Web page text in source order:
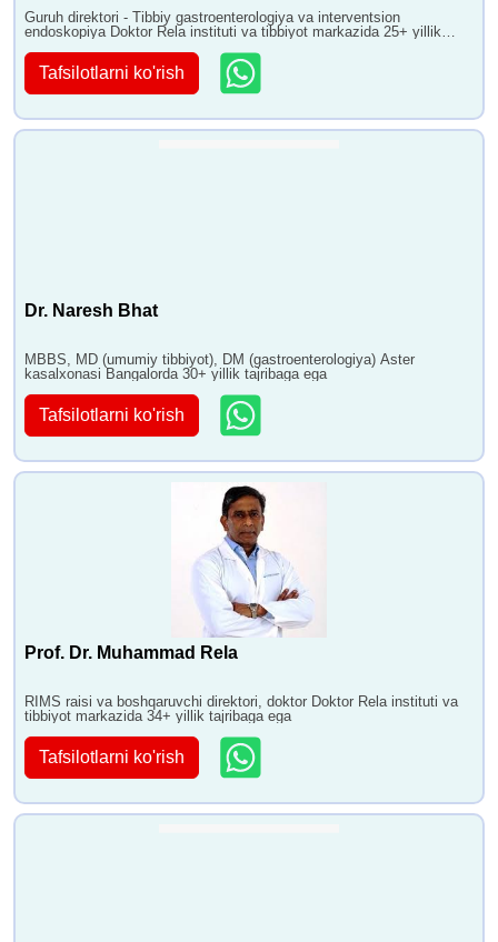
Guruh direktori - Tibbiy gastroenterologiya va interventsion
endoskopiya Doktor Rela instituti va tibbiyot markazida 25+ yillik
Tafsilotlarni ko'rish
Dr. Naresh Bhat
MBBS, MD (umumiy tibbiyot), DM (gastroenterologiya) Aster
kasalxonasi Bangalorda 30+ yillik tajribaga ega
Tafsilotlarni ko'rish
Prof. Dr. Muhammad Rela
RIMS raisi va boshqaruvchi direktori, doktor Doktor Rela instituti va
tibbiyot markazida 34+ yillik tajribaga ega
Tafsilotlarni ko'rish